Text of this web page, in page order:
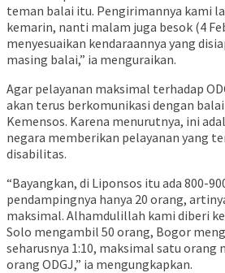
teman balai itu. Pengirimannya kami
kemarin, nanti malam juga besok (4
menyesuaikan kendaraannya yang
masing balai,” ia menguraikan.
Agar pelayanan maksimal terhadap
akan terus berkomunikasi dengan
Kemensos. Karena menurutnya, ini
negara memberikan pelayanan yang
disabilitas.
“Bayangkan, di Liponsos itu ada 800-
pendampingnya hanya 20 orang,
maksimal. Alhamdulillah kami diberi
Solo mengambil 50 orang, Bogor
seharusnya 1:10, maksimal satu orang
orang ODGJ,” ia mengungkapkan.